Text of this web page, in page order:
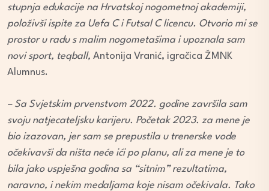
stupnja edukacije na Hrvatskoj nogometnoj akademiji,
položivši ispite za Uefa C i Futsal C licencu. Otvorio mi se
prostor u radu s malim nogometašima i upoznala sam
novi sport, teqball, Antonija Vranić, igračica ŽMNK
Alumnus.
– Sa Svjetskim prvenstvom 2022. godine završila sam
svoju natjecateljsku karijeru. Početak 2023. za mene je
bio izazovan, jer sam se prepustila u trenerske vode
očekivavši da ništa neće ići po planu, ali za mene je to
bila jako uspješna godina sa “sitnim” rezultatima,
naravno, i nekim medaljama koje nisam očekivala. Tako